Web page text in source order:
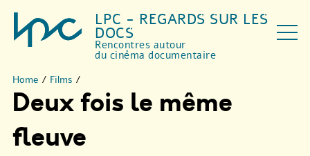
LPC - REGARDS SUR LES
DOCS
Rencontres autour
du cinéma documentaire
Home / Films /
Deux fois le même
fleuve